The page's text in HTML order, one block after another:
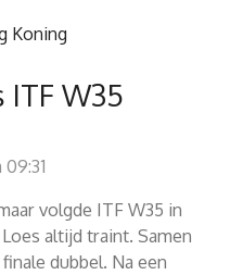
Koning
W35
volgde ITF W35 in
altijd traint. Samen
dubbel. Na een